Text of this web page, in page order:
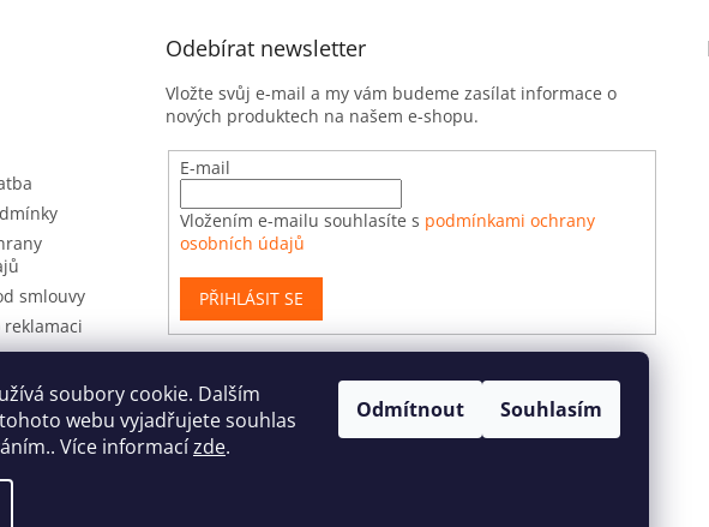
soubory cookie. Dalším
webu vyjadřujete souhlas
Více informacízde.
Odmítnout Souhlasím
smlouvy
Odebírat newsletter
Vložte svůj e-mail a my vám budeme zasílat informace o
nových produktech na našem e-shopu.
E-mail
Vložením e-mailu souhlasíte s podmínkami ochrany
osobních údajů
PŘIHLÁSIT SE